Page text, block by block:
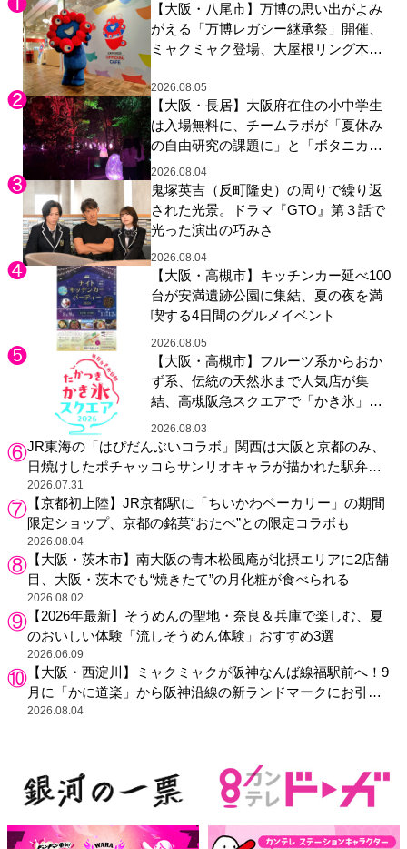
【大阪・八尾市】万博の思い出がよみ
がえる「万博レガシー継承祭」開催、
ミャクミャク登場、大屋根リング木材
展示も
2026.08.05
【大阪・長居】大阪府在住の小中学生
は入場無料に、チームラボが「夏休み
の自由研究の課題に」と「ボタニカル
ガーデン 大阪」へ招待
2026.08.04
鬼塚英吉（反町隆史）の周りで繰り返
された光景。ドラマ『GTO』第３話で
光った演出の巧みさ
2026.08.04
【大阪・高槻市】キッチンカー延べ100
台が安満遺跡公園に集結、夏の夜を満
喫する4日間のグルメイベント
2026.08.05
【大阪・高槻市】フルーツ系からおか
ず系、伝統の天然氷まで人気店が集
結、高槻阪急スクエアで「かき氷」祭
り
2026.08.03
JR東海の「はぴだんぶいコラボ」関西は大阪と京都のみ、
日焼けしたポチャッコらサンリオキャラが描かれた駅弁や
グッズが登場
2026.07.31
【京都初上陸】JR京都駅に「ちいかわベーカリー」の期間
限定ショップ、京都の銘菓“おたべ”との限定コラボも
2026.08.04
【大阪・茨木市】南大阪の青木松風庵が北摂エリアに2店舗
目、大阪・茨木でも“焼きたて”の月化粧が食べられる
2026.08.02
【2026年最新】そうめんの聖地・奈良＆兵庫で楽しむ、夏
のおいしい体験「流しそうめん体験」おすすめ3選
2026.06.09
【大阪・西淀川】ミャクミャクが阪神なんば線福駅前へ！9
月に「かに道楽」から阪神沿線の新ランドマークにお引っ
越し
2026.08.04